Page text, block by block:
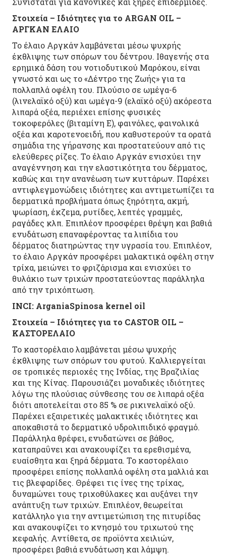
Στοιχεία – Ιδιότητες για το ARGAN OIL –
ΑΡΓΚΑΝ ΕΛΑΙΟ
Το έλαιο Αργκάν λαμβάνεται μέσω ψυχρής
έκθλιψης των σπόρων του δέντρου. Ιθαγενής στα
ερημικά δάση του νοτιοδυτικού Μαρόκου, είναι
γνωστό και ως το «Δέντρο της Ζωής» για τα
πολλαπλά οφέλη του. Πλούσιο σε ωμέγα-6
(λινελαϊκό οξύ) και ωμέγα-9 (ελαϊκό οξύ) ακόρεστα
λιπαρά οξέα, περιέχει επίσης φυσικές
τοκοφερόλες (βιταμίνη Ε), φαινόλες, φαινολικά
οξέα και καροτενοειδή, που καθυστερούν τα ορατά
σημάδια της γήρανσης και προστατεύουν από τις
ελεύθερες ρίζες. Το έλαιο Αργκάν ενισχύει την
αναγέννηση και την ελαστικότητα του δέρματος,
καθώς και την ανανέωση των κυττάρων. Παρέχει
αντιφλεγμονώδεις ιδιότητες και αντιμετωπίζει τα
δερματικά προβλήματα όπως ξηρότητα, ακμή,
ψωρίαση, έκζεμα, ρυτίδες, λεπτές γραμμές,
ραγάδες κλπ. Επιπλέον προσφέρει θρέψη και βαθιά
ενυδάτωση επαναφέροντας τα λιπίδια του
δέρματος διατηρώντας την υγρασία του. Επιπλέον,
το έλαιο Αργκάν προσφέρει μαλακτικά οφέλη στην
τρίχα, μειώνει το φριζάρισμα και ενισχύει το
θυλάκιο των τριχών προστατεύοντας παράλληλα
από την τριχόπτωση.
INCI: ArganiaSpinosa kernel oil
Στοιχεία – Ιδιότητες για το CASTOR OIL –
ΚΑΣΤΟΡΕΛΑΙΟ
Το καστορέλαιο λαμβάνεται μέσω ψυχρής
έκθλιψης των σπόρων του φυτού. Καλλιεργείται
σε τροπικές περιοχές της Ινδίας, της Βραζιλίας
και της Κίνας. Παρουσιάζει μοναδικές ιδιότητες
λόγω της πλούσιας σύνθεσης του σε λιπαρά οξέα
διότι αποτελείται στο 85 % σε ρικινελαϊκό οξύ.
Παρέχει εξαιρετικές μαλακτικές ιδιότητες και
αποκαθιστά το δερματικό υδρολιπιδικό φραγμό.
Παράλληλα θρέφει, ενυδατώνει σε βάθος,
καταπραΰνει και ανακουφίζει τα ερεθισμένα,
ευαίσθητα και ξηρά δέρματα. Το καστορέλαιο
προσφέρει επίσης πολλαπλά οφέλη στα μαλλιά και
τις βλεφαρίδες. Θρέφει τις ίνες της τρίχας,
δυναμώνει τους τριχοθύλακες και αυξάνει την
ανάπτυξη των τριχών. Επιπλέον, θεωρείται
κατάλληλο για την αντιμετώπιση της πιτυρίδας
και ανακουφίζει το κνησμό του τριχωτού της
κεφαλής. Αντίθετα, σε προϊόντα χειλιών,
προσφέρει βαθιά ενυδάτωση και λάμψη.